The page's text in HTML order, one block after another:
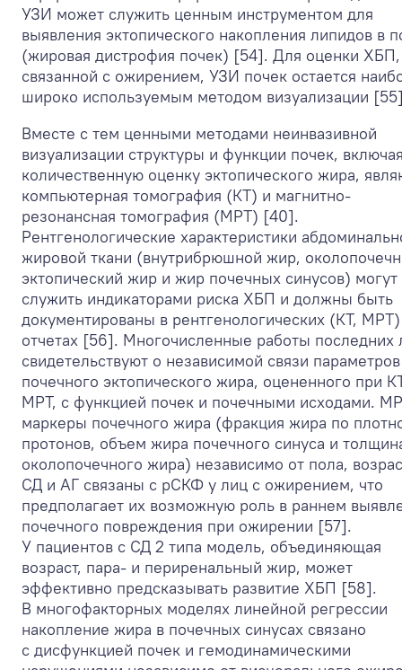
УЗИ может служить ценным инструментом для
выявления эктопического накопления липидов в
(жировая дистрофия почек) [54]. Для оценки ХБП,
связанной с ожирением, УЗИ почек остается
широко используемым методом визуализации
Вместе с тем ценными методами неинвазивной
визуализации структуры и функции почек,
количественную оценку эктопического жира,
компьютерная томография (КТ) и магнитно-
резонансная томография (МРТ) [40].
Рентгенологические характеристики
жировой ткани (внутрибрюшной жир,
эктопический жир и жир почечных синусов) могут
служить индикаторами риска ХБП и должны быть
документированы в рентгенологических (КТ, МРТ)
отчетах [56]. Многочисленные работы последних
свидетельствуют о независимой связи параметров
почечного эктопического жира, оцененного при
МРТ, с функцией почек и почечными исходами.
маркеры почечного жира (фракция жира по
протонов, объем жира почечного синуса и
околопочечного жира) независимо от пола,
СД и АГ связаны с рСКФ у лиц с ожирением, что
предполагает их возможную роль в раннем
почечного повреждения при ожирении [57].
У пациентов с СД 2 типа модель, объединяющая
возраст, пара- и периренальный жир, может
эффективно предсказывать развитие ХБП [58].
В многофакторных моделях линейной регрессии
накопление жира в почечных синусах связано
с дисфункцией почек и гемодинамическими